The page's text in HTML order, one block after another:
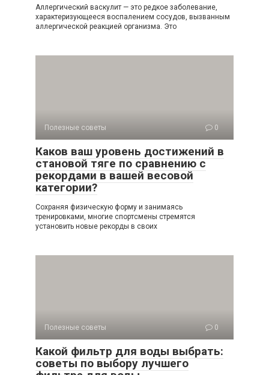
Аллергический васкулит — это редкое заболевание,
характеризующееся воспалением сосудов, вызванным
аллергической реакцией организма. Это
Полезные советы 0
Каков ваш уровень достижений в
становой тяге по сравнению с
рекордами в вашей весовой
категории?
Сохраняя физическую форму и занимаясь
тренировками, многие спортсмены стремятся
установить новые рекорды в своих
Полезные советы 0
Какой фильтр для воды выбрать:
советы по выбору лучшего